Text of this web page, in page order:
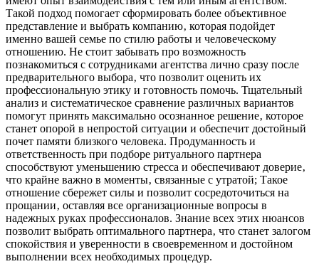
Такой подход помогает сформировать более объективное
представление и выбрать компанию‚ которая подойдет
именно вашей семье по стилю работы и человеческому
отношению. Не стоит забывать про возможность
познакомиться с сотрудниками агентства лично сразу после
предварительного выбора‚ что позволит оценить их
профессиональную этику и готовность помочь. Тщательный
анализ и систематическое сравнение различных вариантов
помогут принять максимально осознанное решение‚ которое
станет опорой в непростой ситуации и обеспечит достойный
почет памяти близкого человека. Продуманность и
ответственность при подборе ритуального партнера
способствуют уменьшению стресса и обеспечивают доверие‚
что крайне важно в моменты‚ связанные с утратой; Такое
отношение сбережет силы и позволит сосредоточиться на
прощании‚ оставляя все организационные вопросы в
надежных руках профессионалов. Знание всех этих нюансов
позволит выбрать оптимального партнера‚ что станет залогом
спокойствия и уверенности в своевременном и достойном
выполнении всех необходимых процедур.